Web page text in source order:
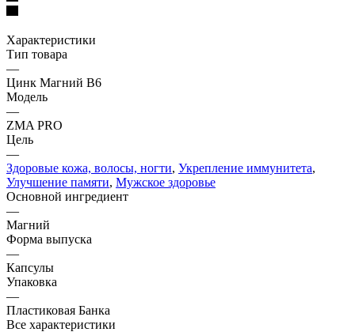
Характеристики
Тип товара
—
Цинк Магний B6
Модель
—
ZMA PRO
Цель
—
Здоровые кожа, волосы, ногти, Укрепление иммунитета,
Улучшение памяти, Мужское здоровье
Основной ингредиент
—
Магний
Форма выпуска
—
Капсулы
Упаковка
—
Пластиковая Банка
Все характеристики